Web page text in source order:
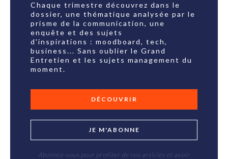
Chaque trimestre découvrez dans le
dossier, une thématique analysée par le
prisme de la communication, une
enquête et des sujets
d'inspirations : moodboard, tech,
business... Sans oublier le Grand
Entretien et les sujets management du
moment.
DÉCOUVRIR
JE M'ABONNE
Abonnez-vous pour profiter de nos articles et avoir